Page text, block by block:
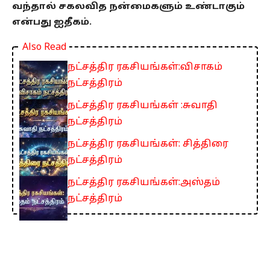
வந்தால் சகலவித நன்மைகளும் உண்டாகும்
என்பது ஐதீகம்.
Also Read
நட்சத்திர ரகசியங்கள்:விசாகம்
நட்சத்திரம்
நட்சத்திர ரகசியங்கள் :சுவாதி
நட்சத்திரம்
நட்சத்திர ரகசியங்கள்: சித்திரை
நட்சத்திரம்
நட்சத்திர ரகசியங்கள்:அஸ்தம்
நட்சத்திரம்